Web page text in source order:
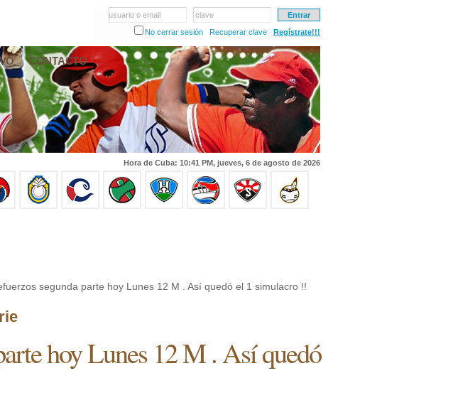
usuario o email
clave
No cerrar sesión
Recuperar clave Regístrate!!!
CONTACTO
Hora de Cuba: 10:41 PM, jueves, 6 de agosto de 2026
segunda parte hoy Lunes 12 M . Así quedó el 1 simulacro !!
hoy Lunes 12 M . Así quedó